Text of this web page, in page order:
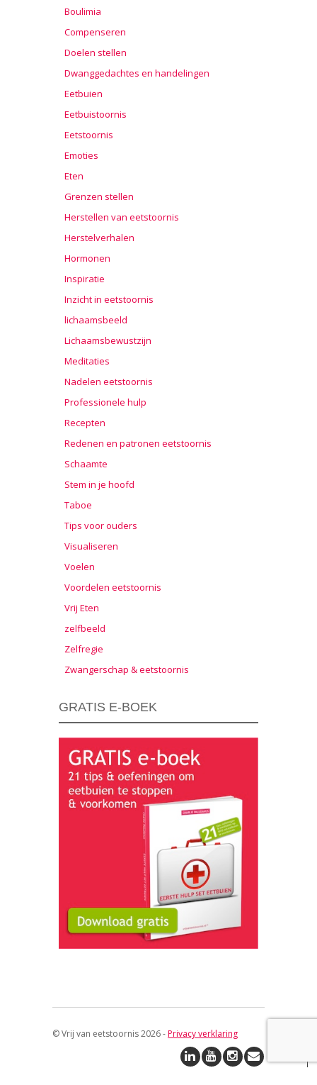
Boulimia
Compenseren
Doelen stellen
Dwanggedachtes en handelingen
Eetbuien
Eetbuistoornis
Eetstoornis
Emoties
Eten
Grenzen stellen
Herstellen van eetstoornis
Herstelverhalen
Hormonen
Inspiratie
Inzicht in eetstoornis
lichaamsbeeld
Lichaamsbewustzijn
Meditaties
Nadelen eetstoornis
Professionele hulp
Recepten
Redenen en patronen eetstoornis
Schaamte
Stem in je hoofd
Taboe
Tips voor ouders
Visualiseren
Voelen
Voordelen eetstoornis
Vrij Eten
zelfbeeld
Zelfregie
Zwangerschap & eetstoornis
GRATIS E-BOEK
© Vrij van eetstoornis 2026 -Privacy verklaring
↑